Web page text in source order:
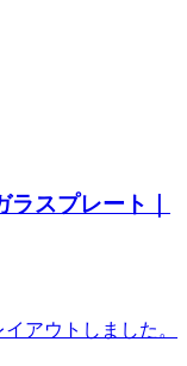
スプレート｜
アウトしました。